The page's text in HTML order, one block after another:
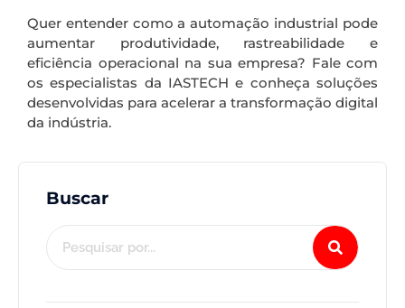
Quer entender como a automação industrial pode
aumentar produtividade, rastreabilidade e
eficiência operacional na sua empresa? Fale com
os especialistas da IASTECH e conheça soluções
desenvolvidas para acelerar a transformação digital
da indústria.
Buscar